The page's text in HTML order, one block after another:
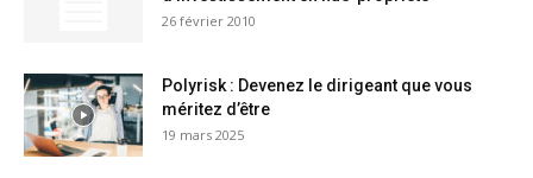
26 février 2010
Polyrisk : Devenez le dirigeant que vous
méritez d’être
19 mars 2025